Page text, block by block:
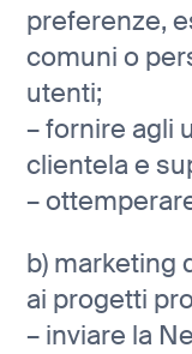
preferenze,
comuni o
utenti;
– fornire agli
clientela e
–
b) marketing
ai progetti
– inviare la